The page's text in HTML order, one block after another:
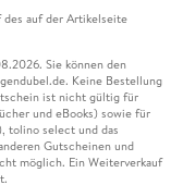
des auf der Artikelseite
Sie können den
Keine Bestellung
ist nicht gültig für
und eBooks) sowie für
tolino select und das
Gutscheinen und
möglich. Ein Weiterverkauf